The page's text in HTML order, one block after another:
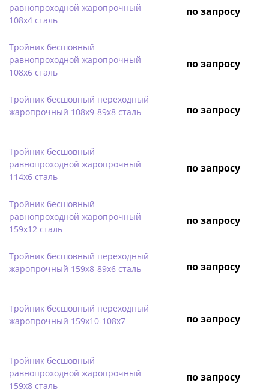
равнопроходной жаропрочный
108х4 сталь
по запросу
Тройник бесшовный
равнопроходной жаропрочный
108х6 сталь
по запросу
Тройник бесшовный переходный
жаропрочный 108х9-89х8 сталь
по запросу
Тройник бесшовный
равнопроходной жаропрочный
114х6 сталь
по запросу
Тройник бесшовный
равнопроходной жаропрочный
159х12 сталь
по запросу
Тройник бесшовный переходный
жаропрочный 159х8-89х6 сталь
по запросу
Тройник бесшовный переходный
жаропрочный 159х10-108х7
по запросу
Тройник бесшовный
равнопроходной жаропрочный
159х8 сталь
по запросу